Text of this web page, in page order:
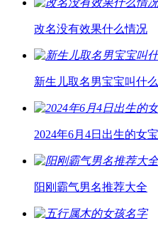
改名没有效果什么情况
新生儿取名男宝宝叫什
2024年6月4日出生的女
阳刚霸气男名推荐大全